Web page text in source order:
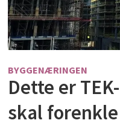
BYGGENÆRINGEN
Dette er
skal forenkle